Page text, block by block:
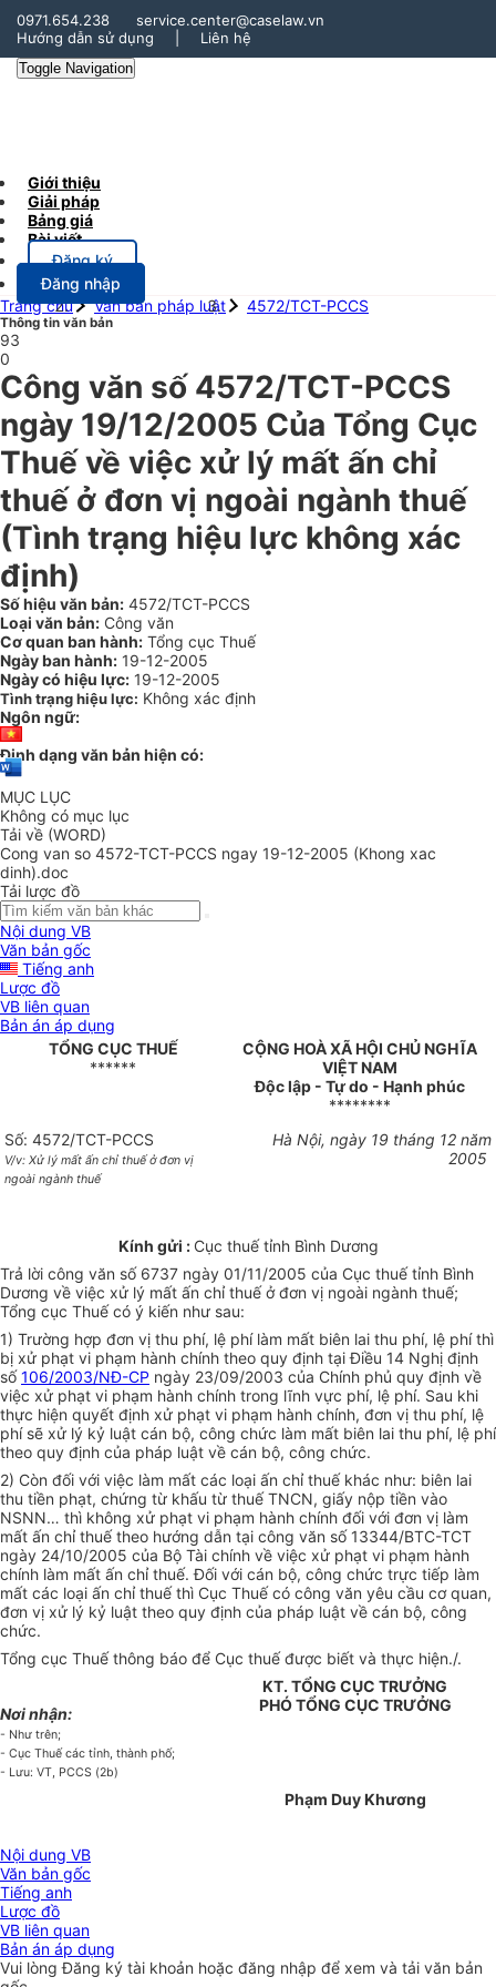
0971.654.238
service.center@caselaw.vn
Hướng dẫn sử dụng
Liên hệ
Toggle Navigation
Giới thiệu
Giải pháp
Bảng giá
Bài viết
Đăng ký
Đăng nhập
Trang chủ
Văn bản pháp luật 4572/TCT-PCCS
Thông tin văn bản
93
0
Công văn số 4572/TCT-PCCS
ngày 19/12/2005 Của Tổng Cục
Thuế về việc xử lý mất ấn chỉ
thuế ở đơn vị ngoài ngành thuế
(Tình trạng hiệu lực không xác
định)
Số hiệu văn bản: 4572/TCT-PCCS
Loại văn bản: Công văn
Cơ quan ban hành: Tổng cục Thuế
Ngày ban hành: 19-12-2005
Ngày có hiệu lực: 19-12-2005
Tình trạng hiệu lực: Không xác định
Ngôn ngữ:
Định dạng văn bản hiện có:
MỤC LỤC
Không có mục lục
Tải về (WORD)
Cong van so 4572-TCT-PCCS ngay 19-12-2005 (Khong xac
dinh).doc
Tải lược đồ
Nội dung VB
Văn bản gốc
Tiếng anh
Lược đồ
VB liên quan
Bản án áp dụng
TỔNG CỤC THUẾ
******
CỘNG HOÀ XÃ HỘI CHỦ NGHĨA
VIỆT NAM
Độc lập - Tự do - Hạnh phúc
********
Số: 4572/TCT-PCCS
V/v: Xử lý mất ấn chỉ thuế ở đơn vị
ngoài ngành thuế
Hà Nội, ngày 19 tháng 12 năm
2005
Kính gửi : Cục thuế tỉnh Bình Dương
Trả lời công văn số 6737 ngày 01/11/2005 của Cục thuế tỉnh Bình
Dương về việc xử lý mất ấn chỉ thuế ở đơn vị ngoài ngành thuế;
Tổng cục Thuế có ý kiến như sau:
1) Trường hợp đơn vị thu phí, lệ phí làm mất biên lai thu phí, lệ phí thì
bị xử phạt vi phạm hành chính theo quy định tại Điều 14 Nghị định
số106/2003/NĐ-CP ngày 23/09/2003 của Chính phủ quy định về
việc xử phạt vi phạm hành chính trong lĩnh vực phí, lệ phí. Sau khi
thực hiện quyết định xử phạt vi phạm hành chính, đơn vị thu phí, lệ
phí sẽ xử lý kỷ luật cán bộ, công chức làm mất biên lai thu phí, lệ phí
theo quy định của pháp luật về cán bộ, công chức.
2) Còn đối với việc làm mất các loại ấn chỉ thuế khác như: biên lai
thu tiền phạt, chứng từ khấu từ thuế TNCN, giấy nộp tiền vào
NSNN… thì không xử phạt vi phạm hành chính đối với đơn vị làm
mất ấn chỉ thuế theo hướng dẫn tại công văn số 13344/BTC-TCT
ngày 24/10/2005 của Bộ Tài chính về việc xử phạt vi phạm hành
chính làm mất ấn chỉ thuế. Đối với cán bộ, công chức trực tiếp làm
mất các loại ấn chỉ thuế thì Cục Thuế có công văn yêu cầu cơ quan,
đơn vị xử lý kỷ luật theo quy định của pháp luật về cán bộ, công
chức.
Tổng cục Thuế thông báo để Cục thuế được biết và thực hiện./.
Nơi nhận:
- Như trên;
- Cục Thuế các tỉnh, thành phố;
- Lưu: VT, PCCS (2b)
KT. TỔNG CỤC TRƯỞNG
PHÓ TỔNG CỤC TRƯỞNG
Phạm Duy Khương
Nội dung VB
Văn bản gốc
Tiếng anh
Lược đồ
VB liên quan
Bản án áp dụng
Vui lòngĐăng ký tài khoản hoặc đăng nhập để xem và tải văn bản